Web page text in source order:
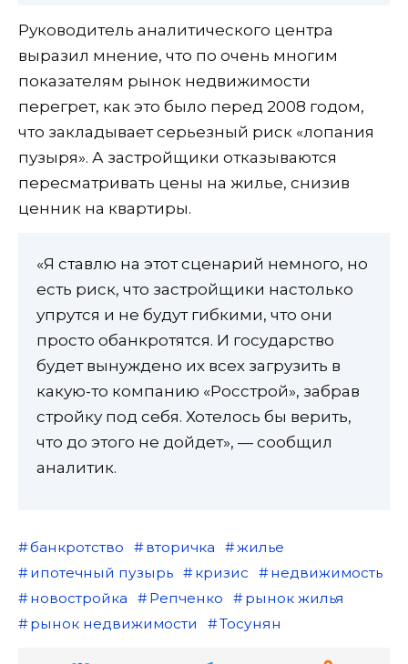
Руководитель аналитического центра
выразил мнение, что по очень многим
показателям рынок недвижимости
перегрет, как это было перед 2008 годом,
что закладывает серьезный риск «лопания
пузыря». А застройщики отказываются
пересматривать цены на жилье, снизив
ценник на квартиры.
«Я ставлю на этот сценарий немного, но
есть риск, что застройщики настолько
упрутся и не будут гибкими, что они
просто обанкротятся. И государство
будет вынуждено их всех загрузить в
какую-то компанию «Росстрой», забрав
стройку под себя. Хотелось бы верить,
что до этого не дойдет», — сообщил
аналитик.
банкротство вторичка
жилье
ипотечный пузырь
кризис
недвижимость
новостройка
Репченко
рынок жилья
рынок недвижимости
Тосунян